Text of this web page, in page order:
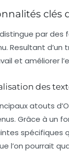
clés
par
Resultant d’un
et améliorer
des
atouts
Grâce à un
spécifiques
l’on pourrait